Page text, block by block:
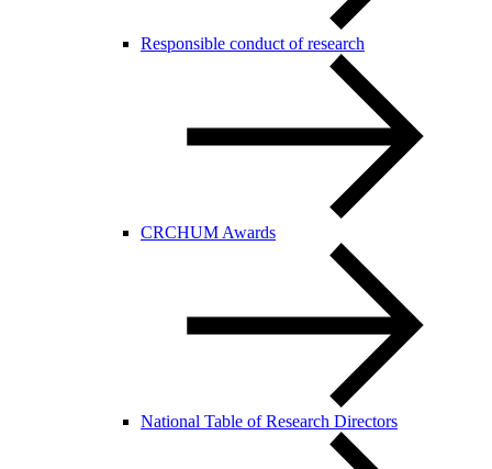
Responsible conduct of research
CRCHUM Awards
National Table of Research Directors